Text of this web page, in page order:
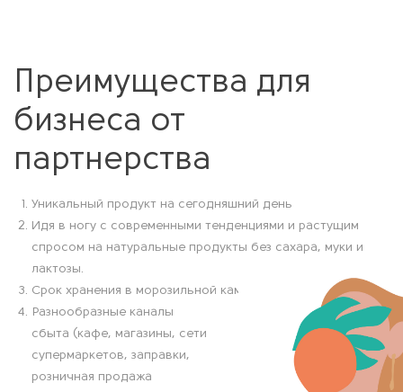
Преимущества для
бизнеса от
партнерства
Уникальный продукт на сегодняшний день
Идя в ногу с современными тенденциями и растущим
спросом на натуральные продукты без сахара, муки и
лактозы.
Срок хранения в морозильной камере до 180 дней
Разнообразные каналы
сбыта (кафе, магазины, сети
супермаркетов, заправки,
розничная продажа